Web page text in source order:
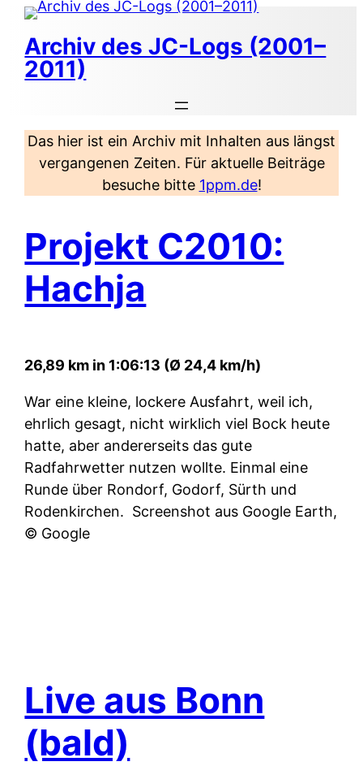
Zum
Inhalt
springen
Archiv des JC-Logs (2001–
2011)
Das hier ist ein Archiv mit Inhalten aus längst
vergangenen Zeiten. Für aktuelle Beiträge
besuche bitte 1ppm.de!
Projekt C2010:
Hachja
26,89 km in 1:06:13 (Ø 24,4 km/h)
War eine kleine, lockere Ausfahrt, weil ich,
ehrlich gesagt, nicht wirklich viel Bock heute
hatte, aber andererseits das gute
Radfahrwetter nutzen wollte. Einmal eine
Runde über Rondorf, Godorf, Sürth und
Rodenkirchen. Screenshot aus Google Earth,
© Google
Live aus Bonn
(bald)